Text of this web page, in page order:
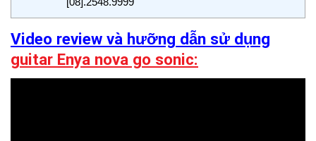
Video review và hưỡng dẫn sử dụng
guitar Enya nova go sonic: